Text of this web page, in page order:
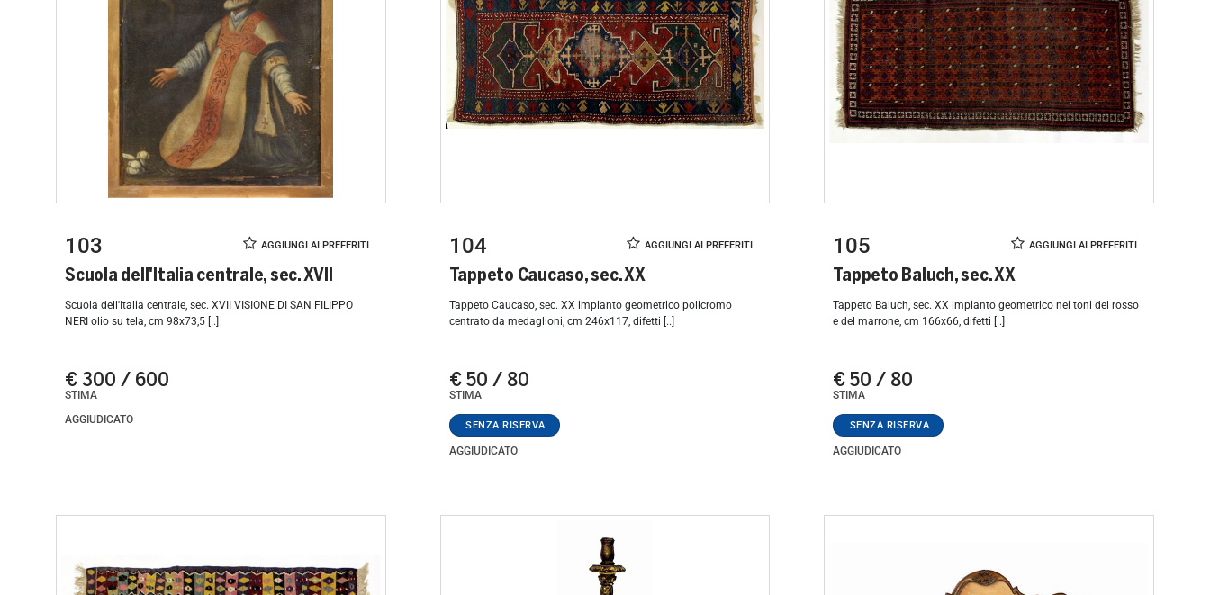
103
Scuola dell'Italia centrale, sec. XVII
Scuola dell'Italia centrale, sec. XVII VISIONE DI SAN FILIPPO
NERI olio su tela, cm 98x73,5 [..]
€ 300 / 600
STIMA
AGGIUDICATO
104
Tappeto Caucaso, sec. XX
Tappeto Caucaso, sec. XX impianto geometrico policromo
centrato da medaglioni, cm 246x117, difetti [..]
€ 50 / 80
STIMA
AGGIUDICATO
105
Tappeto Baluch, sec. XX
Tappeto Baluch, sec. XX impianto geometrico nei toni del rosso
e del marrone, cm 166x66, difetti [..]
€ 50 / 80
STIMA
AGGIUDICATO